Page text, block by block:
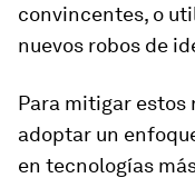
convincentes, o
nuevos robos de
Para mitigar estos
adoptar un
en tecnologías